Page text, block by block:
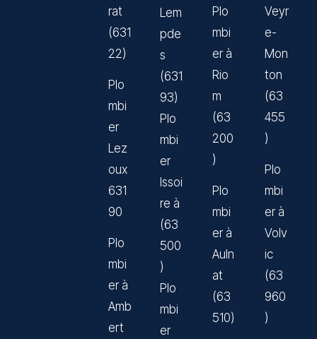
rat
(631
22)
Plo
mbi
er
Lez
oux
631
90
Plo
mbi
er à
Amb
ert
Lem
pde
s
(631
93)
Plo
mbi
er
Issoi
re à
(63
500
)
Plo
mbi
er
Plo
mbi
er à
Rio
m
(63
200
)
Plo
mbi
er à
Auln
at
(63
510)
Veyr
e-
Mon
ton
(63
455
)
Plo
mbi
er à
Volv
ic
(63
960
)